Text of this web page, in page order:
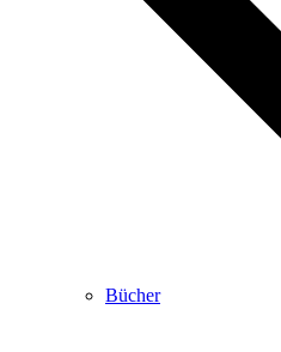
Bücher